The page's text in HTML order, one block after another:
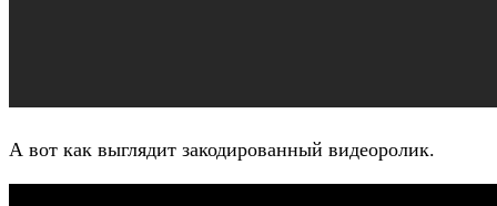
А вот как выглядит закодированный видеоролик.